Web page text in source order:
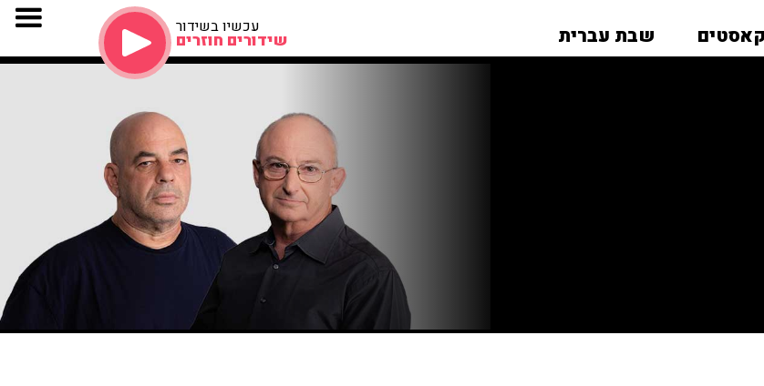
שבת עברית עכשיו בשידור
שידורים חוזרים